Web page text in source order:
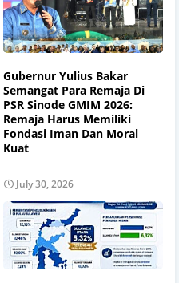
Gubernur Yulius Bakar
Semangat Para Remaja Di
PSR Sinode GMIM 2026:
Remaja Harus Memiliki
Fondasi Iman Dan Moral
Kuat
July 30, 2026